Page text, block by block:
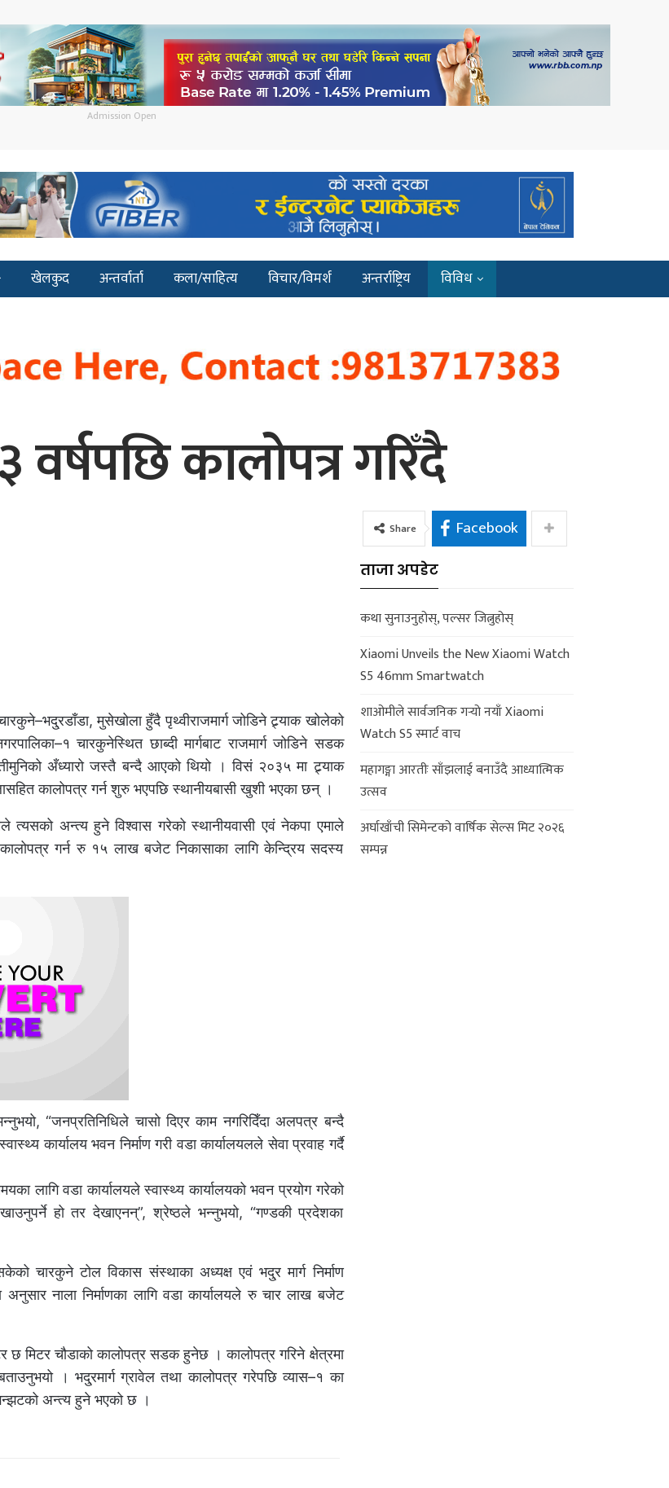
Admission Open
खेलकुद अन्तर्वार्ता कला/साहित्य विचार/विमर्श अन्तर्राष्ट्रिय
विविध
कालोपत्र गरिँदै
Share Facebook
मुसेखोला हुँदै पृथ्वीराजमार्ग जोडिने ट्र्याक खोलेको
चारकुनेस्थित छाब्दी मार्गबाट राजमार्ग जोडिने सडक
अँध्यारो जस्तै बन्दै आएको थियो । विसं २०३५ मा ट्र्याक
कालोपत्र गर्न शुरु भएपछि स्थानीयबासी खुशी भएका छन् ।
त्यसको अन्त्य हुने विश्वास गरेको स्थानीयवासी एवं नेकपा एमाले
गर्न रु १५ लाख बजेट निकासाका लागि केन्द्रिय सदस्य
“जनप्रतिनिधिले चासो दिएर काम नगरिदिँदा अलपत्र बन्दै
कार्यालय भवन निर्माण गरी वडा कार्यालयलले सेवा प्रवाह गर्दै
लागि वडा कार्यालयले स्वास्थ्य कार्यालयको भवन प्रयोग गरेको
हो तर देखाएनन्”, श्रेष्ठले भन्नुभयो, “गण्डकी प्रदेशका
चारकुने टोल विकास संस्थाका अध्यक्ष एवं भदु्र मार्ग निर्माण
नाला निर्माणका लागि वडा कार्यालयले रु चार लाख बजेट
मिटर चौडाको कालोपत्र सडक हुनेछ । कालोपत्र गरिने क्षेत्रमा
। भदु्रमार्ग ग्रावेल तथा कालोपत्र गरेपछि व्यास–१ का
झन्झटको अन्त्य हुने भएको छ ।
ताजा अपडेट
कथा सुनाउनुहोस्, पल्सर जित्नुहोस्
Xiaomi Unveils the New Xiaomi Watch
S5 46mm Smartwatch
शाओमीले सार्वजनिक गर्‍यो नयाँ Xiaomi
Watch S5 स्मार्ट वाच
महागङ्गा आरतीः साँझलाई बनाउँदै आध्यात्मिक
उत्सव
अर्घाखाँची सिमेन्टको वार्षिक सेल्स मिट २०२६
सम्पन्न